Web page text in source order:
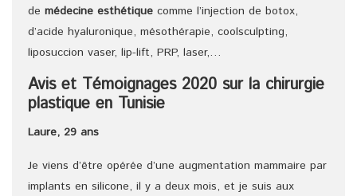
de médecine esthétique comme l’injection de botox,
d’acide hyaluronique, mésothérapie, coolsculpting,
liposuccion vaser, lip-lift, PRP, laser,…
Avis et Témoignages 2020 sur la chirurgie
plastique en Tunisie
Laure, 29 ans
Je viens d’être opérée d’une augmentation mammaire par
implants en silicone, il y a deux mois, et je suis aux